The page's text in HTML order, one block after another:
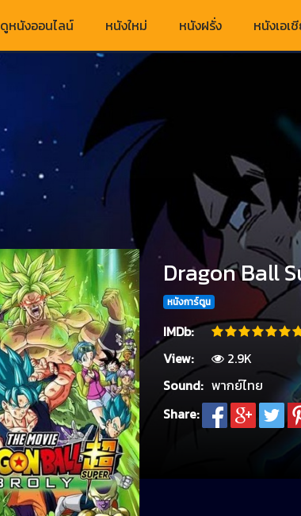
ดูหนังออนไลน์ หนังใหม่ หนังฝรั่ง หนังเอเ
Dragon Ball
หนังการ์ตูน
IMDb:
View:
2.9K
Sound: พากย์ไทย
Share: